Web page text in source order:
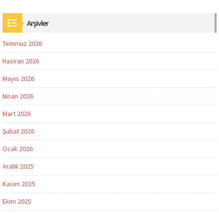
Arşivler
Temmuz 2026
Haziran 2026
Mayıs 2026
Nisan 2026
Mart 2026
Şubat 2026
Ocak 2026
Aralık 2025
Kasım 2025
Ekim 2025